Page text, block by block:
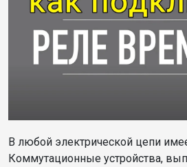
В любой электрической цепи
Коммутационные устройства,